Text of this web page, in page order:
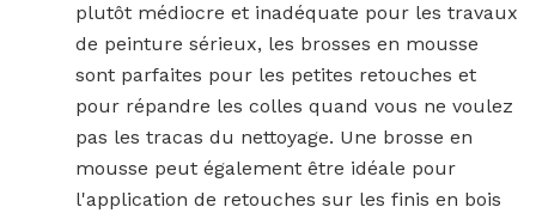
plutôt médiocre et inadéquate pour les travaux
de peinture sérieux, les brosses en mousse
sont parfaites pour les petites retouches et
pour répandre les colles quand vous ne voulez
pas les tracas du nettoyage. Une brosse en
mousse peut également être idéale pour
l'application de retouches sur les finis en bois